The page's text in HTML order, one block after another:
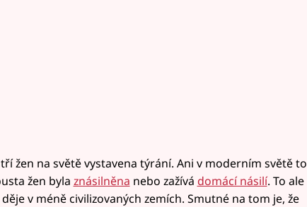
žen na světě vystavena týrání. Ani v moderním světě to
žen byla znásilněna nebo zažívá domácí násilí. To ale
v méně civilizovaných zemích. Smutné na tom je, že